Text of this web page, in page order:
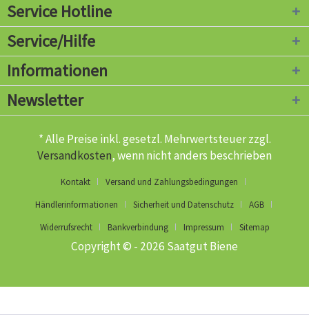
Service Hotline
Service/Hilfe
Informationen
Newsletter
* Alle Preise inkl. gesetzl. Mehrwertsteuer zzgl.
Versandkosten, wenn nicht anders beschrieben
Kontakt
Versand und Zahlungsbedingungen
Händlerinformationen
Sicherheit und Datenschutz
AGB
Widerrufsrecht
Bankverbindung Impressum Sitemap
Copyright © - 2026 Saatgut Biene